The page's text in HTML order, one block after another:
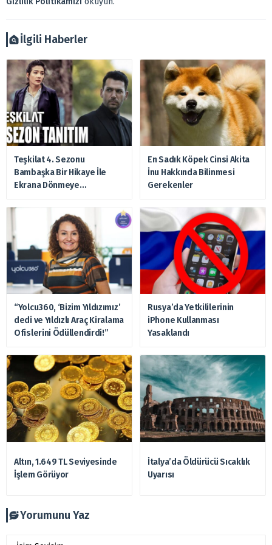
Ayrıca burada yer alan bilgilere dayanarak, yatırım kararı
zararlardan, arztakvimi.com.tr sorumlu tutulamaz.
İlgili Haberler
Teşkilat 4. Sezonu
Bambaşka Bir Hikaye İle
Ekrana Dönmeye
En Sadık Köpek Cinsi Akita
İnu Hakkında Bilinmesi
Gerekenler
“Yolcu360, ‘Bizim Yıldızımız’
dedi ve Yıldızlı Araç Kiralama
Ofislerini Ödüllendirdi!”
Rusya’da Yetkililerinin
iPhone Kullanması
Yasaklandı
Altın, 1.649 TL Seviyesinde
İşlem Görüyor
İtalya’da Öldürücü Sıcaklık
Uyarısı
Yorumunu Yaz